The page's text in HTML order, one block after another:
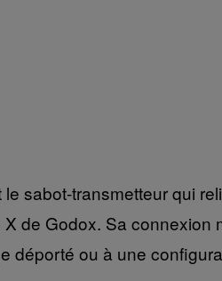
sabot-transmetteur qui
de Godox. Sa
déporté ou à une